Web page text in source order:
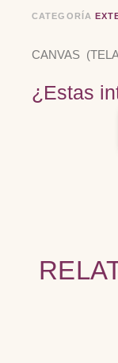
CATEGORÍA
CANVAS
¿Estas